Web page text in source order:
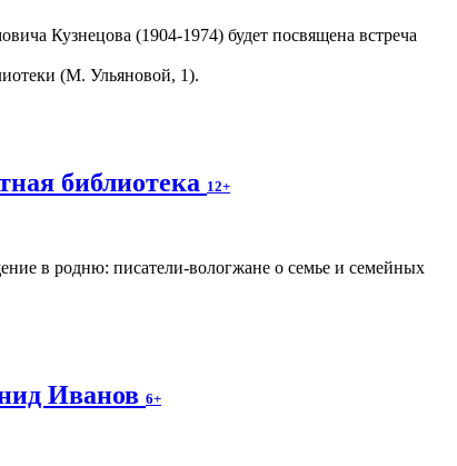
Кузнецова (1904-1974) будет посвящена встреча
(М. Ульяновой, 1).
библиотека 12+
в родню: писатели-вологжане о семье и семейных
Иванов 6+